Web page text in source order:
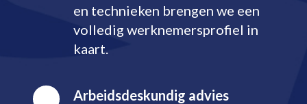
en technieken brengen we een
volledig werknemersprofiel in
kaart.
Arbeidsdeskundig advies